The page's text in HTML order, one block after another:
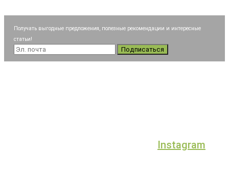
Получать выгодные предложения, полезные рекомендации и интересные
статьи!
Подписаться
Instagram